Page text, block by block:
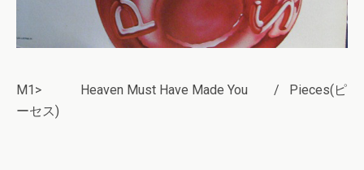
M1> Heaven Must Have Made You / Pieces(ピ
ーセス)